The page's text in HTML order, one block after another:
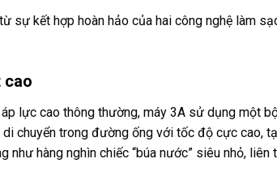
sự kết hợp hoàn hảo của hai công nghệ làm
cao
lực cao thông thường, máy 3A sử dụng một
di chuyển trong đường ống với tốc độ cực cao,
như hàng nghìn chiếc “búa nước” siêu nhỏ,